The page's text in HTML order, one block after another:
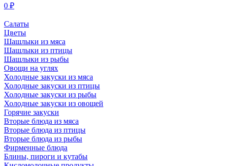
0 ₽
Салаты
Цветы
Шашлыки из мяса
Шашлыки из птицы
Шашлыки из рыбы
Овощи на углях
Холодные закуски из мяса
Холодные закуски из птицы
Холодные закуски из рыбы
Холодные закуски из овощей
Горячие закуски
Вторые блюда из мяса
Вторые блюда из птицы
Вторые блюда из рыбы
Фирменные блюда
Блины, пироги и кутабы